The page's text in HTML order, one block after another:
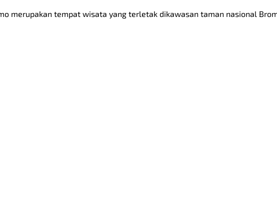
merupakan tempat wisata yang terletak dikawasan taman nasional